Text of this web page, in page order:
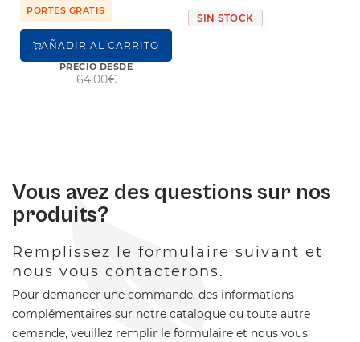
PORTES GRATIS
AÑADIR AL CARRITO
PRECIO DESDE
64,00€
SIN STOCK
Vous avez des questions sur nos
produits?
Remplissez le formulaire suivant et
nous vous contacterons.
Pour demander une commande, des informations
complémentaires sur notre catalogue ou toute autre
demande, veuillez remplir le formulaire et nous vous